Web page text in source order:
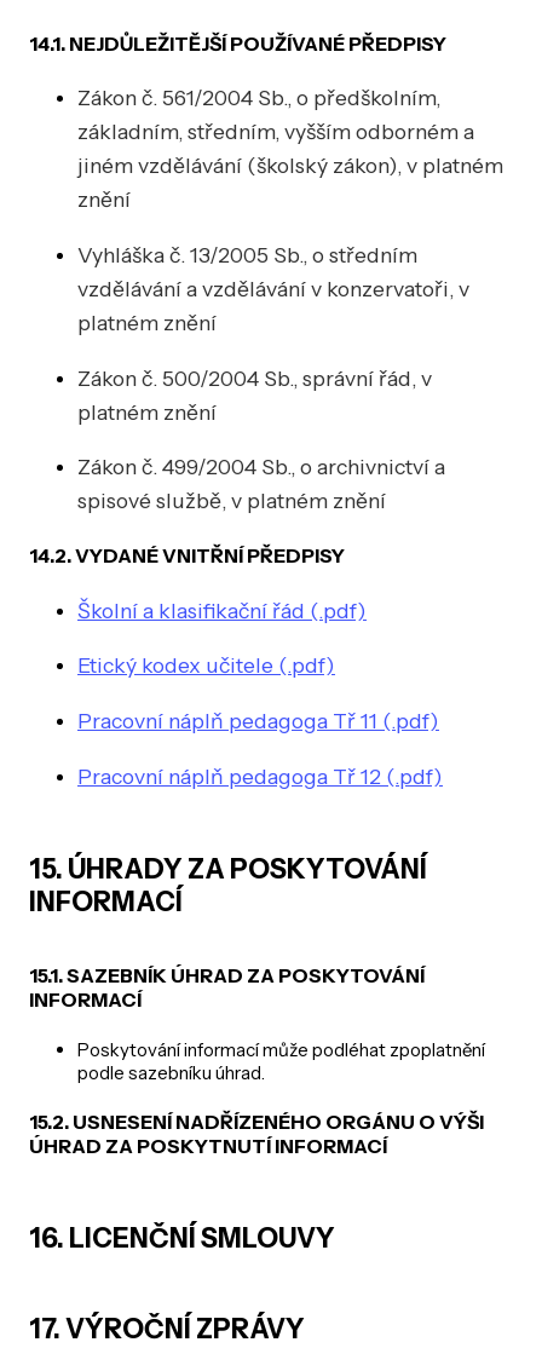
14.1. NEJDŮLEŽITĚJŠÍ POUŽÍVANÉ PŘEDPISY
Zákon č. 561/2004 Sb., o předškolním,
základním, středním, vyšším odborném a
jiném vzdělávání (školský zákon), v platném
znění
Vyhláška č. 13/2005 Sb., o středním
vzdělávání a vzdělávání v konzervatoři, v
platném znění
Zákon č. 500/2004 Sb., správní řád, v
platném znění
Zákon č. 499/2004 Sb., o archivnictví a
spisové službě, v platném znění
14.2. VYDANÉ VNITŘNÍ PŘEDPISY
Školní a klasifikační řád (.pdf)
Etický kodex učitele (.pdf)
Pracovní náplň pedagoga Tř 11 (.pdf)
Pracovní náplň pedagoga Tř 12 (.pdf)
15. ÚHRADY ZA POSKYTOVÁNÍ
INFORMACÍ
15.1. SAZEBNÍK ÚHRAD ZA POSKYTOVÁNÍ
INFORMACÍ
Poskytování informací může podléhat zpoplatnění
podle sazebníku úhrad.
15.2. USNESENÍ NADŘÍZENÉHO ORGÁNU O VÝŠI
ÚHRAD ZA POSKYTNUTÍ INFORMACÍ
16. LICENČNÍ SMLOUVY
17. VÝROČNÍ ZPRÁVY